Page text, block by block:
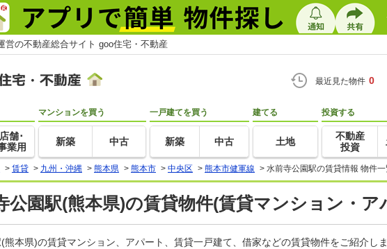
営の不動産総合サイト goo住宅・不動産
最近見た物件 0
店舗･
業用
マンションを買う
新築 中古
一戸建てを買う
新築 中古
建てる
土地
投資する
不動産
投資
> 賃貸 > 九州・沖縄 > 熊本県 > 熊本市 > 中央区 > 熊本市健軍線 > 水前寺公園駅の賃貸情報 物件
公園駅(熊本県)の賃貸物件(賃貸マンション・ア
熊本県)の賃貸マンション、アパート、賃貸一戸建て、借家などの賃貸物件をご紹介し